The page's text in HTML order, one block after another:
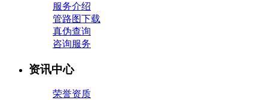
服务介绍
管路图下载
真伪查询
咨询服务
资讯中心
荣誉资质